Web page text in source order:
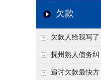
个“诉前调解”成功率
老板借钱不还？2026
施压，立马主动结清
欠款
欠款人给我写了
还款计划书有用吗？
书面承诺的法律效力
抚州熟人债务纠
纷咋办？这一招好开
追讨欠款最快方